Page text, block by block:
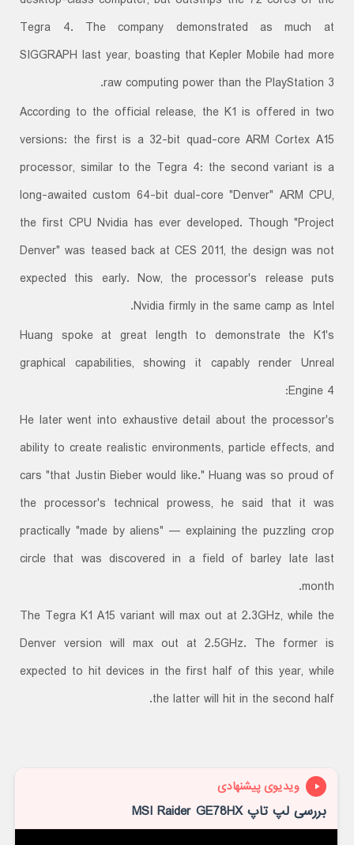
Tegra 4. The company demonstrated as much at
SIGGRAPH last year, boasting that Kepler Mobile had more
raw computing power than the PlayStation 3.
According to the official release, the K1 is offered in two
versions: the first is a 32-bit quad-core ARM Cortex A15
processor, similar to the Tegra 4: the second variant is a
long-awaited custom 64-bit dual-core "Denver" ARM CPU,
the first CPU Nvidia has ever developed. Though "Project
Denver" was teased back at CES 2011, the design was not
expected this early. Now, the processor's release puts
Nvidia firmly in the same camp as Intel.
Huang spoke at great length to demonstrate the K1's
graphical capabilities, showing it capably render Unreal
Engine 4:
He later went into exhaustive detail about the processor's
ability to create realistic environments, particle effects, and
cars "that Justin Bieber would like." Huang was so proud of
the processor's technical prowess, he said that it was
practically "made by aliens" — explaining the puzzling crop
circle that was discovered in a field of barley late last
month.
The Tegra K1 A15 variant will max out at 2.3GHz, while the
Denver version will max out at 2.5GHz. The former is
expected to hit devices in the first half of this year, while
the latter will hit in the second half.
ویدیوی پیشنهادی
بررسی لپ تاپ MSI Raider GE78HX